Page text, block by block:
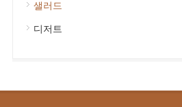
샐러드
디저트